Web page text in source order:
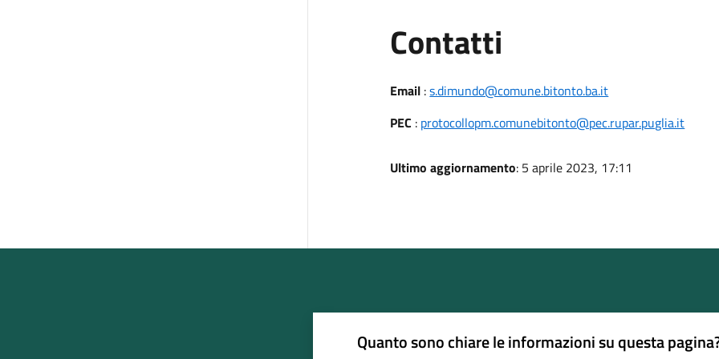
Contatti
Email :s.dimundo@comune.bitonto.ba.it
PEC : protocollopm.comunebitonto@pec.rupar.puglia.it
Ultimo aggiornamento: 5 aprile 2023, 17:11
Quanto sono chiare le informazioni su questa